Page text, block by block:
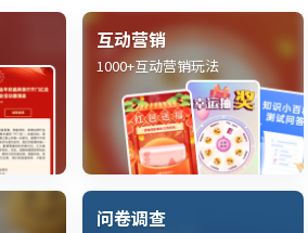
互动营销
1000+互动营销玩法
问卷调查